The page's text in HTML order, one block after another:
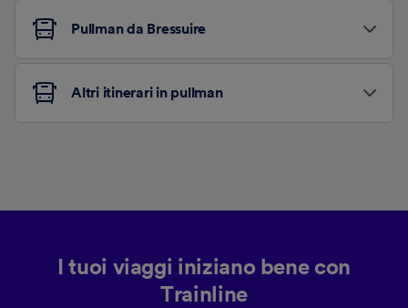
Pullman da Bressuire
Altri itinerari in pullman
I tuoi viaggi iniziano bene con
Trainline